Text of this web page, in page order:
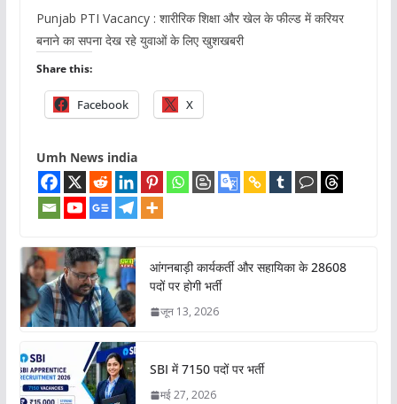
Punjab PTI Vacancy : शारीरिक शिक्षा और खेल के फील्ड में करियर
बनाने का सपना देख रहे युवाओं के लिए खुशखबरी
Share this:
Facebook X
Umh News india
आंगनबाड़ी कार्यकर्ती और सहायिका के 28608
पदों पर होगी भर्ती
जून 13, 2026
SBI में 7150 पदों पर भर्ती
मई 27, 2026